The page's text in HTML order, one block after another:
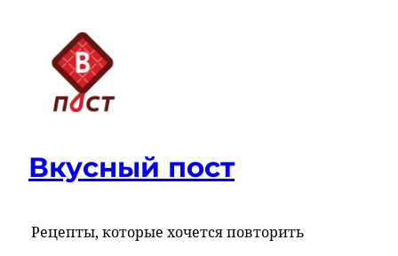
Вкусный пост
Рецепты, которые хочется повторить